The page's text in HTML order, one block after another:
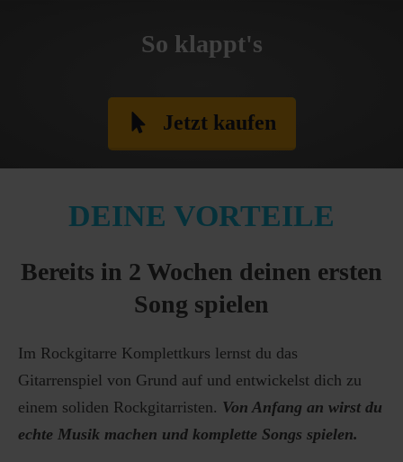
So klappt's
Jetzt kaufen
DEINE VORTEILE
Bereits in 2 Wochen deinen ersten
Song spielen
Im Rockgitarre Komplettkurs lernst du das
Gitarrenspiel von Grund auf und entwickelst dich zu
einem soliden Rockgitarristen. Von Anfang an wirst du
echte Musik machen und komplette Songs spielen.